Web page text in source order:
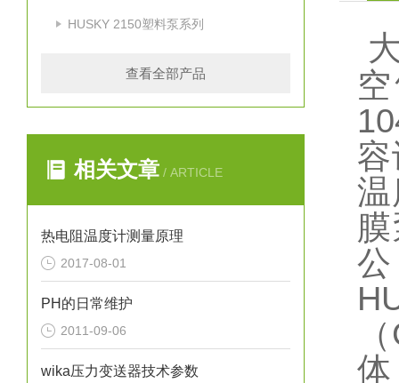
HUSKY 2150塑料泵系列
查看全部产品
相关文章 / ARTICLE
热电阻温度计测量原理
2017-08-01
PH的日常维护
2011-09-06
wika压力变送器技术参数